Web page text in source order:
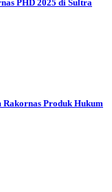
PHD 2025 di Sultra
Produk Hukum